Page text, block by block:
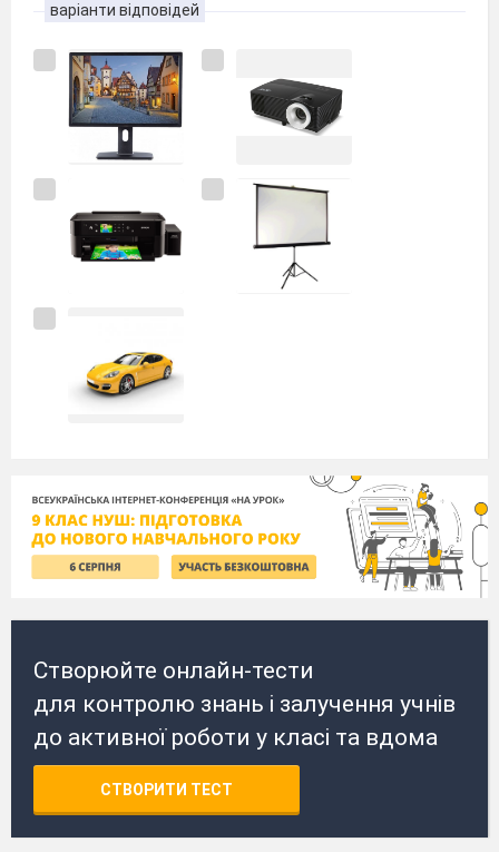
варіанти відповідей
Створюйте онлайн-тести
для контролю знань і залучення учнів
до активної роботи у класі та вдома
СТВОРИТИ ТЕСТ